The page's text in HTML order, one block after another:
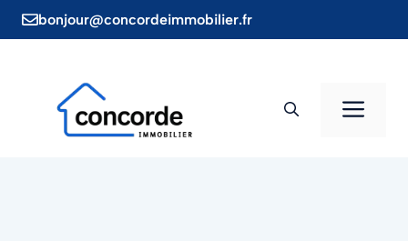
Aller
au
bonjour@concordeimmobilier.fr